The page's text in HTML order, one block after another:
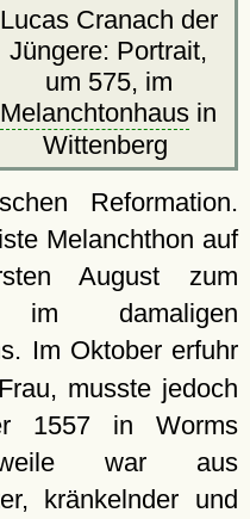
Lucas Cranach der
Jüngere: Portrait,
um 575, im
Melanchtonhaus in
Wittenberg
Reformation.
Melanchthon auf
August zum
im damaligen
Im Oktober erfuhr
musste jedoch
1557 in Worms
war aus
kränkelnder und